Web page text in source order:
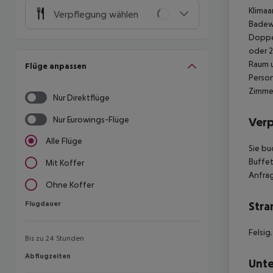
Verpflegung wählen
Flüge anpassen
Nur Direktflüge
Nur Eurowings-Flüge
Alle Flüge
Mit Koffer
Ohne Koffer
Flugdauer
Flugdauer
Bis zu 24 Stunden
Abflugzeiten
Abflugzeiten
oder
Sie
Felsig.